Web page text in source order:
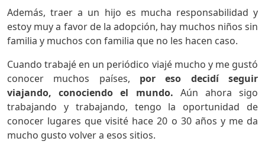
Además, traer a un hijo es mucha responsabilidad y
estoy muy a favor de la adopción, hay muchos niños sin
familia y muchos con familia que no les hacen caso.
Cuando trabajé en un periódico viajé mucho y me gustó
conocer muchos países, por eso decidí seguir
viajando, conociendo el mundo. Aún ahora sigo
trabajando y trabajando, tengo la oportunidad de
conocer lugares que visité hace 20 o 30 años y me da
mucho gusto volver a esos sitios.